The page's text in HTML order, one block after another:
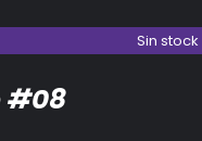
Sin stock
#08